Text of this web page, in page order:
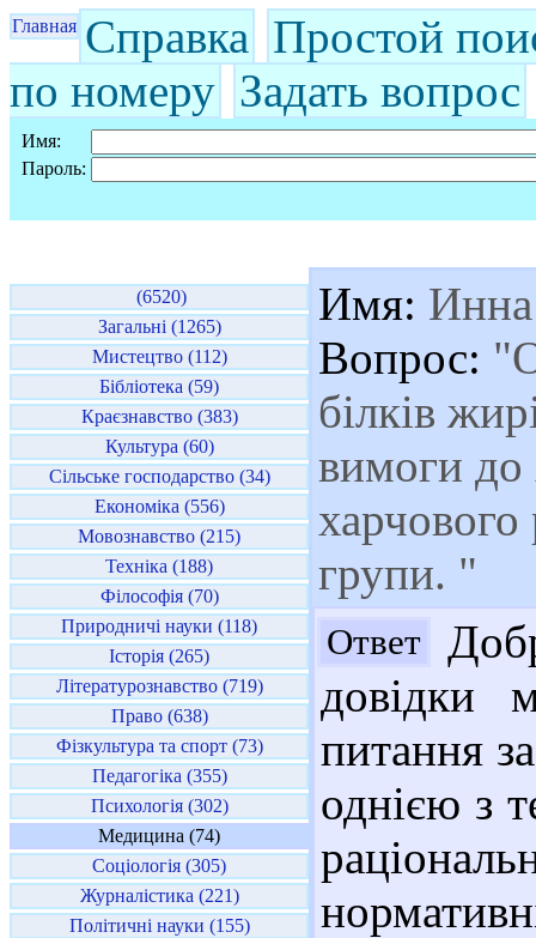
Главная Справка Простой
по номеру Задать вопрос
Имя:
Пароль:
(6520)
Загальні (1265)
Мистецтво (112)
Бібліотека (59)
Краєзнавство (383)
Культура (60)
Сільське господарство (34)
Економіка (556)
Мовознавство (215)
Техніка (188)
Філософія (70)
Природничі науки (118)
Історія (265)
Літературознавство (719)
Право (638)
Фізкультура та спорт (73)
Педагогіка (355)
Психологія (302)
Медицина (74)
Соціологія (305)
Журналістика (221)
Політичні науки (155)
Имя: Инна
Вопрос:
бiлкiв
вимоги
групи. "
Ответ
довідки
питання
однією з